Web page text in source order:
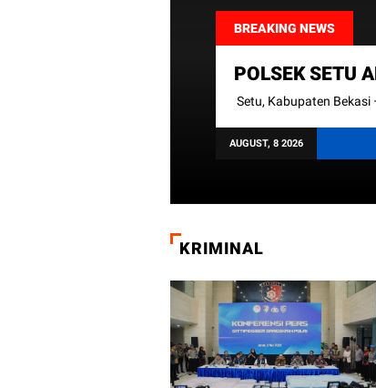
POLSEK SETU
HIDUP DI TPAS
Setu, Kabupaten Bekasi
next
AUGUST, 8 2026
KRIMINAL